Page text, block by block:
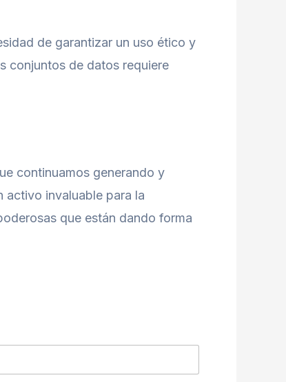
de garantizar un uso ético y
conjuntos de datos requiere
continuamos generando y
activo invaluable para la
que están dando forma